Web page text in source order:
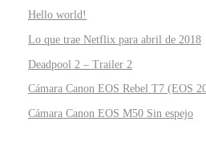
Hello world!
Lo que trae Netflix para abril de 2018
Deadpool 2 – Trailer 2
Cámara Canon EOS Rebel T7 (EOS
Cámara Canon EOS M50 Sin espejo